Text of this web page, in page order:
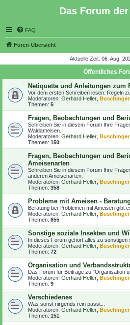
Das Forum der
FAQ
Foren-Übersicht
Aktuelle Zeit: 06. Aug.
Öffentliches
Netiquette und Anleitungen zum
Vor dem ersten Schreiben lesen: Regeln
Moderatoren: Gerhard Heller Buschinger
Themen: 5
Fragen, Beobachtungen und
Schreiben Sie in diesem Forum Ihre
Waldameisen.
Moderatoren: Gerhard Heller Buschinger
Themen: 150
Fragen, Beobachtungen und
Ameisenarten
Schreiben Sie in diesem Forum Ihre
anderen Ameisenarten.
Moderatoren: Gerhard Heller Buschinger
Themen: 358
Probleme mit Ameisen - Beratung
Beratung bei Problemen mit Ameisen gibt
Moderatoren: Gerhard Heller Buschinger
Themen: 655
Sonstige soziale Insekten und
In dieses Forum gehört alles zu sonstigen
Moderatoren: Gerhard Heller Buschinger
Themen: 72
Organisation und
Das Forum für Beiträge zu "Organisation
Moderatoren: Gerhard Heller Buschinger
Themen: 9
Verschiedenes
Was sonst nirgends rein passt...
Moderatoren: Gerhard Heller Buschinger
Themen: 151